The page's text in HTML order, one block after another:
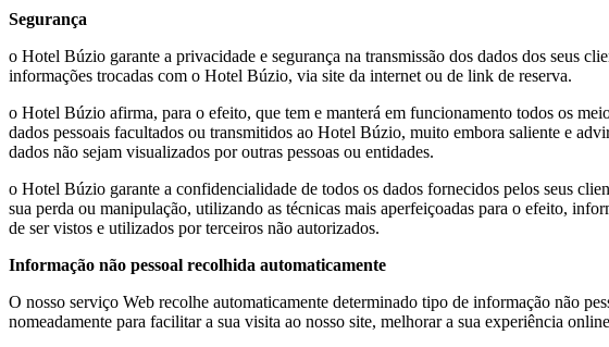
Segurança
o Hotel Búzio garante a privacidade e segurança na transmissão dos dados dos seus
informações trocadas com o Hotel Búzio, via site da internet ou de link de reserva.
o Hotel Búzio afirma, para o efeito, que tem e manterá em funcionamento todos os
dados pessoais facultados ou transmitidos ao Hotel Búzio, muito embora saliente e
dados não sejam visualizados por outras pessoas ou entidades.
o Hotel Búzio garante a confidencialidade de todos os dados fornecidos pelos seus
sua perda ou manipulação, utilizando as técnicas mais aperfeiçoadas para o efeito,
de ser vistos e utilizados por terceiros não autorizados.
Informação não pessoal recolhida automaticamente
O nosso serviço Web recolhe automaticamente determinado tipo de informação não
nomeadamente para facilitar a sua visita ao nosso site, melhorar a sua experiência